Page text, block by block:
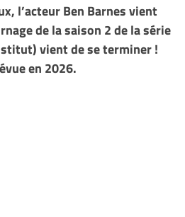
l’acteur Ben Barnes vient
de la saison 2 de la série
vient de se terminer !
en 2026.